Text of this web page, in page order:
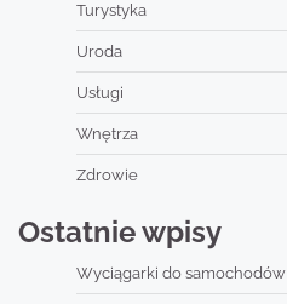
Turystyka
Uroda
Usługi
Wnętrza
Zdrowie
Ostatnie wpisy
Wyciągarki do samochodów